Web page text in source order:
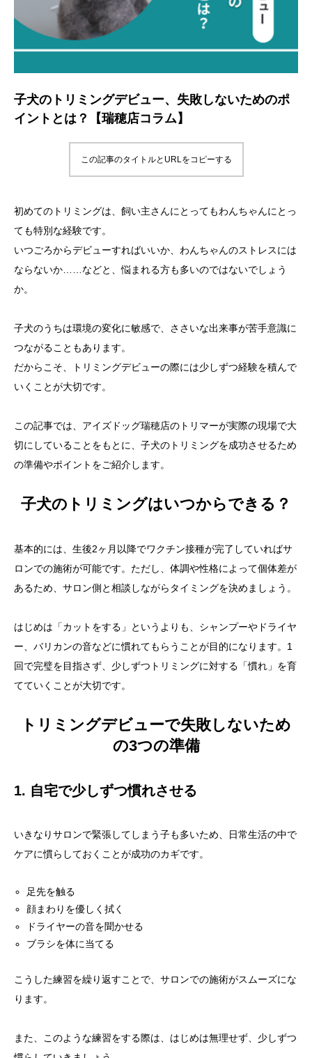
子犬のトリミングデビュー、失敗しないためのポ
イントとは？【瑞穂店コラム】
この記事のタイトルとURLをコピーする
初めてのトリミングは、飼い主さんにとってもわんちゃんにとっ
ても特別な経験です。
いつごろからデビューすればいいか、わんちゃんのストレスには
ならないか……などと、悩まれる方も多いのではないでしょう
か。
子犬のうちは環境の変化に敏感で、ささいな出来事が苦手意識に
つながることもあります。
だからこそ、トリミングデビューの際には少しずつ経験を積んで
いくことが大切です。
この記事では、アイズドッグ瑞穂店のトリマーが実際の現場で大
切にしていることをもとに、子犬のトリミングを成功させるため
の準備やポイントをご紹介します。
子犬のトリミングはいつからできる？
基本的には、生後2ヶ月以降でワクチン接種が完了していればサ
ロンでの施術が可能です。ただし、体調や性格によって個体差が
あるため、サロン側と相談しながらタイミングを決めましょう。
はじめは「カットをする」というよりも、シャンプーやドライヤ
ー、バリカンの音などに慣れてもらうことが目的になります。1
回で完璧を目指さず、少しずつトリミングに対する「慣れ」を育
てていくことが大切です。
トリミングデビューで失敗しないため
の3つの準備
1. 自宅で少しずつ慣れさせる
いきなりサロンで緊張してしまう子も多いため、日常生活の中で
ケアに慣らしておくことが成功のカギです。
足先を触る
顔まわりを優しく拭く
ドライヤーの音を聞かせる
ブラシを体に当てる
こうした練習を繰り返すことで、サロンでの施術がスムーズにな
ります。
また、このような練習をする際は、はじめは無理せず、少しずつ